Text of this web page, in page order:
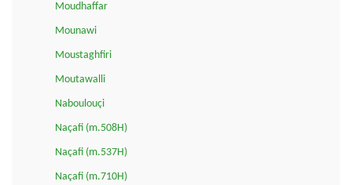
Moudhaffar
Mounawi
Moustaghfiri
Moutawalli
Naboulouçi
Naçafi (m.508H)
Naçafi (m.537H)
Naçafi (m.710H)